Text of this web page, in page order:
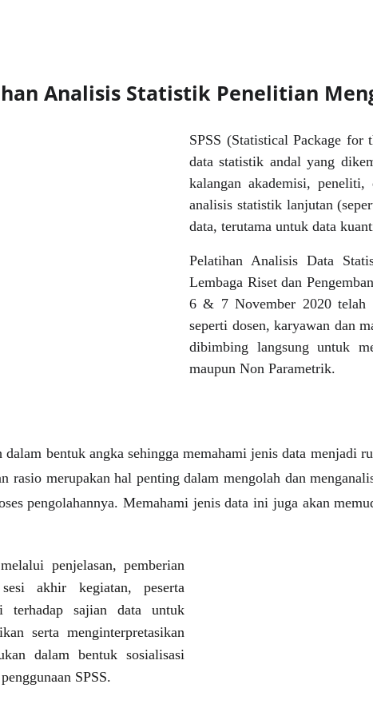
Analisis Statistik Penelitian
SPSS (Statistical Package for
data statistik andal yang
kalangan akademisi,
analisis statistik lanjutan
data, terutama untuk data
Pelatihan Analisis Data
Lembaga Riset dan
6 & 7 November 2020 telah
seperti dosen, karyawan dan
dibimbing langsung untuk
maupun Non Parametrik.
penjelasan, pemberian
akhir kegiatan, peserta
terhadap sajian data untuk
serta menginterpretasikan
dalam bentuk sosialisasi
SPSS.
dalam bentuk angka sehingga memahami jenis data
rasio merupakan hal penting dalam mengolah dan
pengolahannya. Memahami jenis data ini juga akan